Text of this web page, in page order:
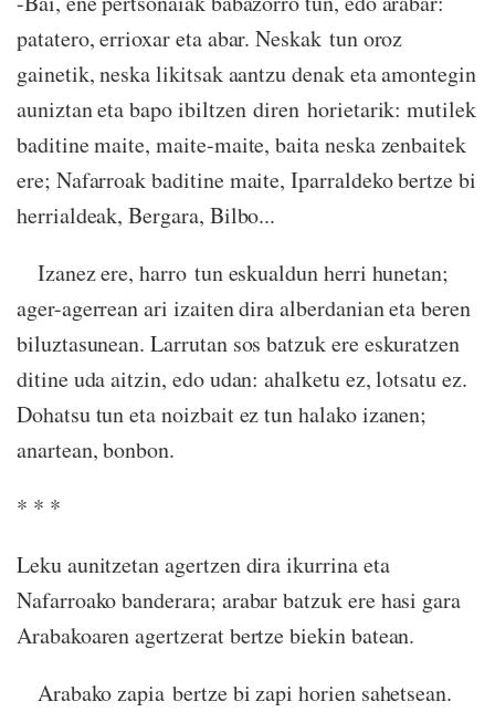
patatero, errioxar eta abar. Neskak tun oroz
gainetik, neska likitsak aantzu denak eta amontegin
auniztan eta bapo ibiltzen diren horietarik: mutilek
baditine maite, maite-maite, baita neska zenbaitek
ere; Nafarroak baditine maite, Iparraldeko bertze bi
herrialdeak, Bergara, Bilbo...
Izanez ere, harro tun eskualdun herri hunetan;
ager-agerrean ari izaiten dira alberdanian eta beren
biluztasunean. Larrutan sos batzuk ere eskuratzen
ditine uda aitzin, edo udan: ahalketu ez, lotsatu ez.
Dohatsu tun eta noizbait ez tun halako izanen;
anartean, bonbon.
* * *
Leku aunitzetan agertzen dira ikurrina eta
Nafarroako banderara; arabar batzuk ere hasi gara
Arabakoaren agertzerat bertze biekin batean.
Arabako zapia bertze bi zapi horien sahetsean.